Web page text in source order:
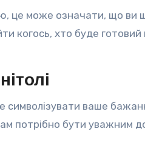
це може означати, що ви
когось, хто буде
символізувати ваше
потрібно бути уважним